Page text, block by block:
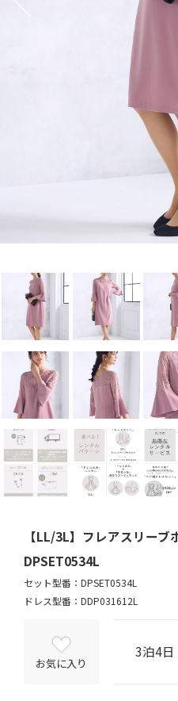
【LL/3L】フレアスリーブ
DPSET0534L
セット型番：DPSET0534L
ドレス型番：DDP031612L
お気に入り
3泊4日